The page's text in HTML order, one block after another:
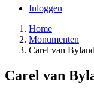
Inloggen
Home
Monumenten
Carel van
Carel van